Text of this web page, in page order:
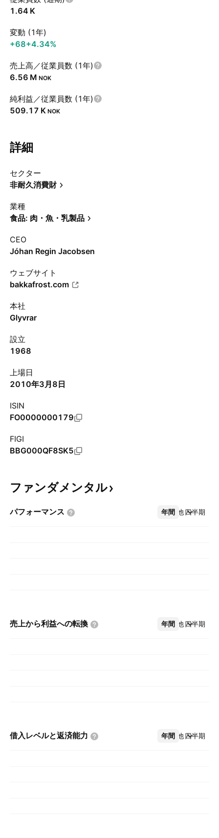
‪1.64 K‬
変動 (1年)
+68+4.34%
売上高／従業員数 (1年)
‪6.56 M‬ NOK
純利益／従業員数 (1年)
‪509.17 K‬ NOK
詳細
セクター
非耐久消費財
業種
食品: 肉・魚・乳製品
CEO
Jóhan Regin Jacobsen
ウェブサイト
bakkafrost.com
本社
Glyvrar
設立
1968
上場日
2010年3月8日
ISIN
FO0000000179
FIGI
BBG000QF8SK5
ファンダメンタル
パフォーマンス 年間 四半期
その他
売上から利益への転換 年間 四半期
その他
借入レベルと返済能力 年間 四半期
その他